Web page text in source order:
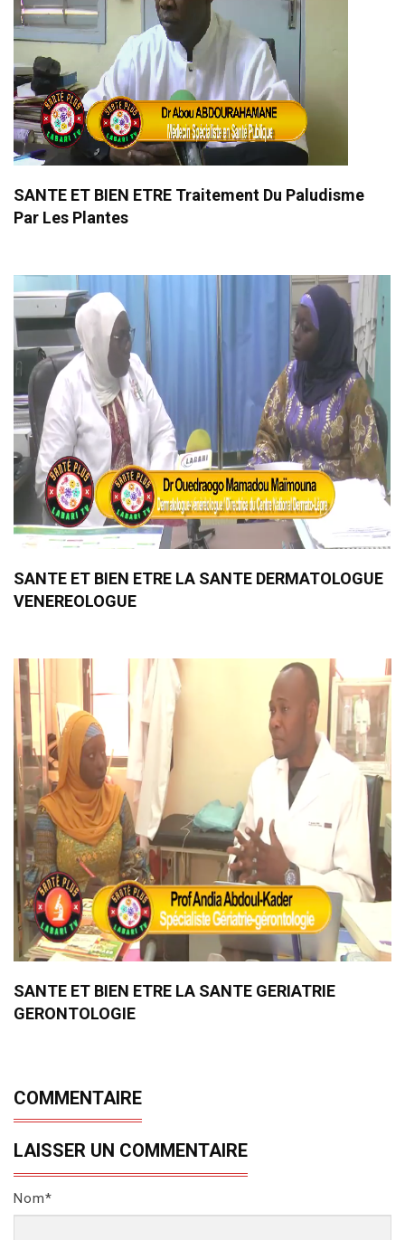
SANTE ET BIEN ETRE Traitement Du Paludisme
Par Les Plantes
SANTE ET BIEN ETRE LA SANTE DERMATOLOGUE
VENEREOLOGUE
SANTE ET BIEN ETRE LA SANTE GERIATRIE
GERONTOLOGIE
COMMENTAIRE
LAISSER UN COMMENTAIRE
Nom*